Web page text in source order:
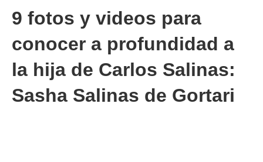
9 fotos y videos para
conocer a profundidad a
la hija de Carlos Salinas:
Sasha Salinas de Gortari